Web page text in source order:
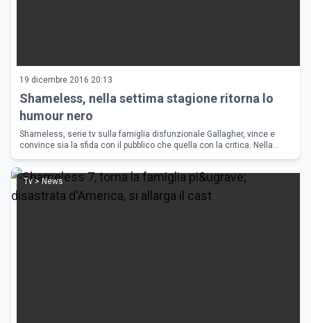
19 dicembre 2016 20:13
Shameless, nella settima stagione ritorna lo
humour nero
Shameless, serie tv sulla famiglia disfunzionale Gallagher, vince e
convince sia la sfida con il pubblico che quella con la critica. Nella
Tv > News